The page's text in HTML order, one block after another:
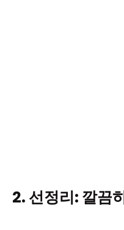
2. 선정리: 깔끔